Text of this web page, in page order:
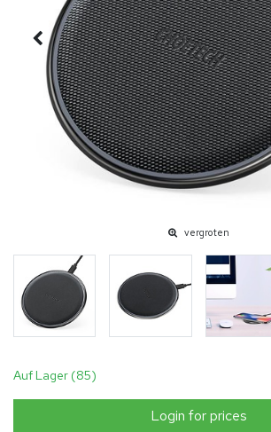
vergroten
Auf Lager (85)
Login for prices